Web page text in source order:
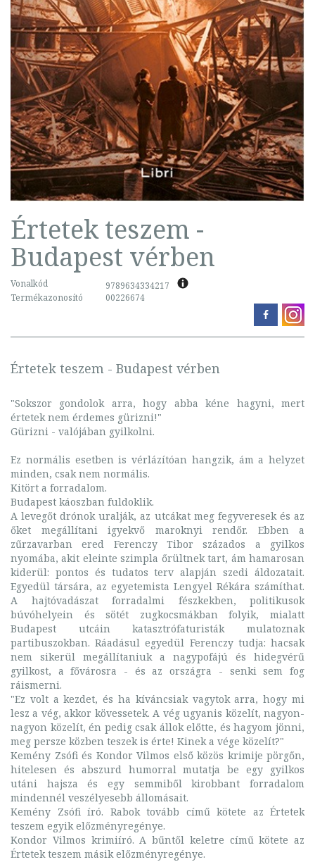
Értetek teszem -
Budapest vérben
Vonalkód
9789634334217
Termékazonosító
00226674
Értetek teszem - Budapest vérben
"Sokszor gondolok arra, hogy abba kéne hagyni, mert
értetek nem érdemes gürizni!"
Gürizni - valójában gyilkolni.
Ez normális esetben is vérlázítóan hangzik, ám a helyzet
minden, csak nem normális.
Kitört a forradalom.
Budapest káoszban fuldoklik.
A levegőt drónok uralják, az utcákat meg fegyveresek és az
őket megállítani igyekvő maroknyi rendőr. Ebben a
zűrzavarban ered Ferenczy Tibor százados a gyilkos
nyomába, akit eleinte szimpla őrültnek tart, ám hamarosan
kiderül: pontos és tudatos terv alapján szedi áldozatait.
Egyedül társára, az egyetemista Lengyel Rékára számíthat.
A hajtóvadászat forradalmi fészkekben, politikusok
búvóhelyein és sötét zugkocsmákban folyik, mialatt
Budapest utcáin katasztrófaturisták mulatoznak
partibuszokban. Ráadásul egyedül Ferenczy tudja: hacsak
nem sikerül megállítaniuk a nagypofájú és hidegvérű
gyilkost, a fővárosra - és az országra - senki sem fog
ráismerni.
"Ez volt a kezdet, és ha kíváncsiak vagytok arra, hogy mi
lesz a vég, akkor kövessetek. A vég ugyanis közelít, nagyon-
nagyon közelít, én pedig csak állok előtte, és hagyom jönni,
meg persze közben teszek is érte! Kinek a vége közelít?"
Kemény Zsófi és Kondor Vilmos első közös krimije pörgőn,
hitelesen és abszurd humorral mutatja be egy gyilkos
utáni hajsza és egy semmiből kirobbant forradalom
mindennél veszélyesebb állomásait.
Kemény Zsófi író. Rabok tovább című kötete az Értetek
teszem egyik előzményregénye.
Kondor Vilmos krimiíró. A bűntől keletre című kötete az
Értetek teszem másik előzményregénye.